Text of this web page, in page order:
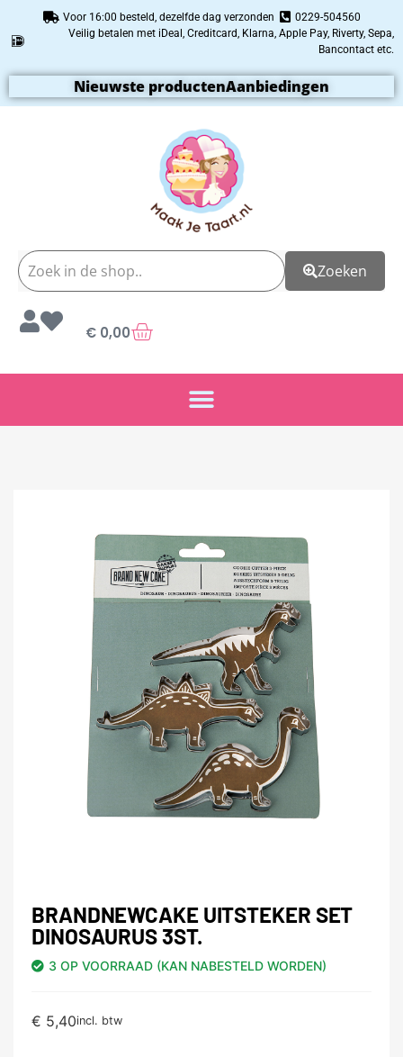
Voor 16:00 besteld, dezelfde dag verzonden
0229-504560
Veilig betalen met iDeal, Creditcard, Klarna, Apple Pay, Riverty, Sepa,
Bancontact etc.
Nieuwste productenAanbiedingen
Zoeken
€ 0,00
BRANDNEWCAKE UITSTEKER SET
DINOSAURUS 3ST.
3 OP VOORRAAD (KAN NABESTELD WORDEN)
€ 5,40incl. btw